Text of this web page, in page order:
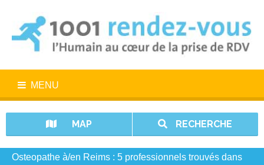
MENU
MAP RECHERCHE
Osteopathe à/en Reims : 5 professionnels trouvés dans